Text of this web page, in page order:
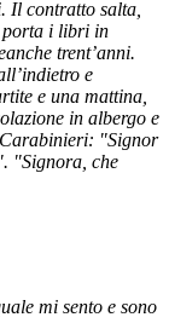
Il contratto salta,
porta i libri in
trent’anni.
e
e una mattina,
in albergo e
"Signor
"Signora, che
mi sento e sono